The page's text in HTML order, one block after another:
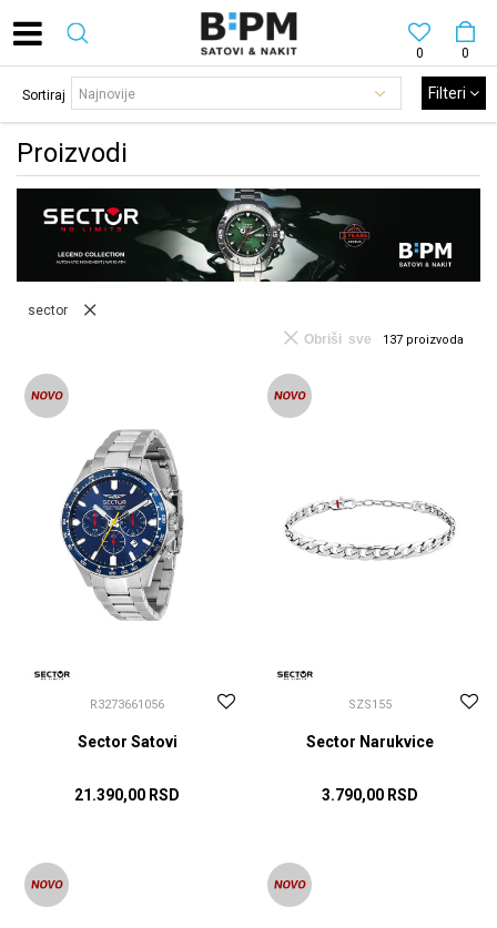
0
0
Proizvodi
Sortiraj Filteri
sector
137 proizvoda
Obriši sve
R3273661056
Sector Satovi
21.390,00 RSD
SZS155
Sector Narukvice
3.790,00 RSD